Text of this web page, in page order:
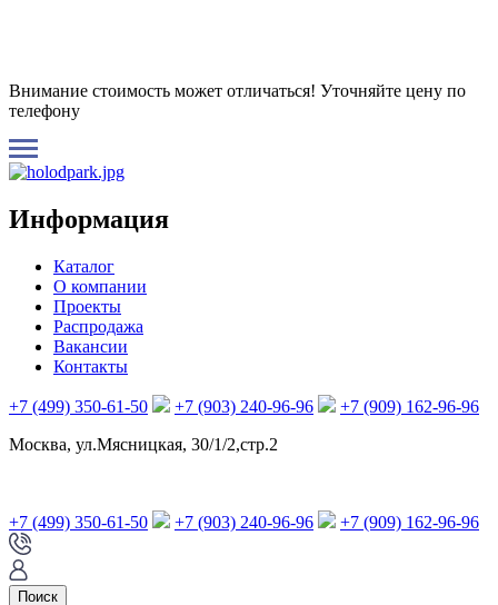
Внимание стоимость может отличаться! Уточняйте цену по
телефону
Информация
Каталог
О компании
Проекты
Распродажа
Вакансии
Контакты
+7 (499) 350-61-50 +7 (903) 240-96-96
+7 (909) 162-96-96
Москва, ул.Мясницкая, 30/1/2,стр.2
+7 (499) 350-61-50 +7 (903) 240-96-96 +7 (909) 162-96-96
Поиск